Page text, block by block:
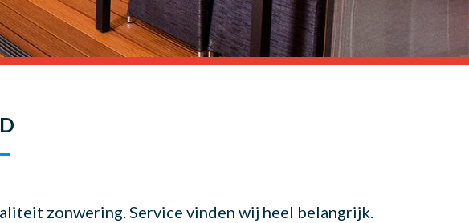
zonwering. Service vinden wij heel belangrijk.